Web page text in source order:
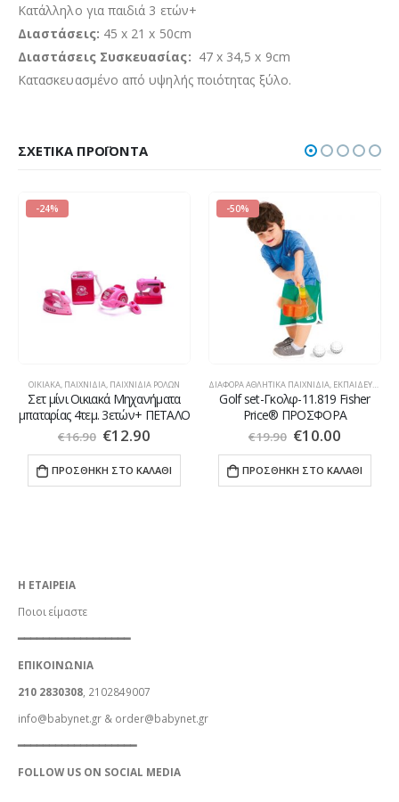
Κατάλληλο για παιδιά 3 ετών+
Διαστάσεις: 45 x 21 x 50cm
Διαστάσεις Συσκευασίας: 47 x 34,5 x 9cm
Κατασκευασμένο από υψηλής ποιότητας ξύλο.
ΣΧΕΤΙΚΆ ΠΡΟΪΌΝΤΑ
ΠΑΙΧΝΊΔΙΑ ΡΌΛΩΝ,ΤΕΧΝΊΤΗΣ-ΕΡΓΑΛΕΊΑ
-24%
ΟΙΚΙΑΚΆ, ΠΑΙΧΝΙΔΙΑ, ΠΑΙΧΝΊΔΙΑ ΡΌΛΩΝ
Σετ μίνι Οικιακά Μηχανήματα
μπαταρίας 4τεμ. 3ετών+ ΠΕΤΑΛΟ
€16.90 €12.90
ΠΡΟΣΘΉΚΗ ΣΤΟ ΚΑΛΆΘΙ
-50%
ΔΙΆΦΟΡΑ ΑΘΛΗΤΙΚΆ ΠΑΙΧΝΊΔΙΑ, ΕΚΠΑΙΔΕΥΤΙΚΆ-STEM
Golf set-Γκολφ-11.819 Fisher
Price® ΠΡΟΣΦΟΡΑ
€19.90 €10.00
ΠΡΟΣΘΉΚΗ ΣΤΟ ΚΑΛΆΘΙ
Η ΕΤΑΙΡΕΙΑ
Ποιοι είμαστε
━━━━━━━━━━━━━━━━━━
ΕΠΙΚΟΙΝΩΝΙΑ
210 2830308 , 2102849007
info@babynet.gr & order@babynet.gr
━━━━━━━━━━━━━━━━━━━
FOLLOW US ON SOCIAL MEDIA